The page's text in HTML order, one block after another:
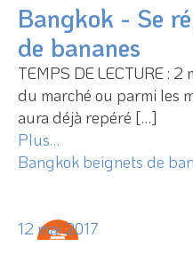
Bangkok - Se
de bananes
TEMPS DE LECTURE :
du marché ou parmi les
aura déjà repéré […]
Plus…
Bangkok beignets de
12 mai 2017